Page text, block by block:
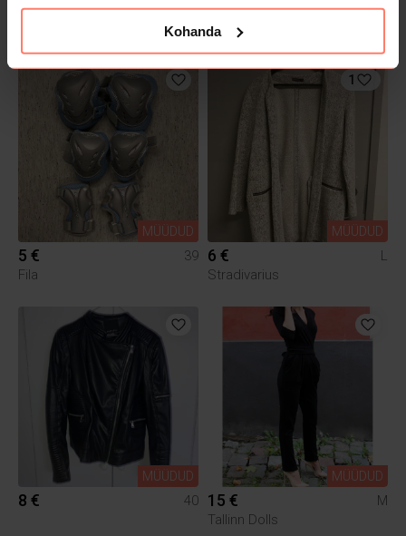
Kohanda
10 €
L 15 €
41
Monton
MÜÜDUD
5 €
39
Fila
MÜÜDUD
1
6 €
L
Stradivarius
MÜÜDUD
8 € 40
MÜÜDUD
15 €
M
Tallinn Dolls